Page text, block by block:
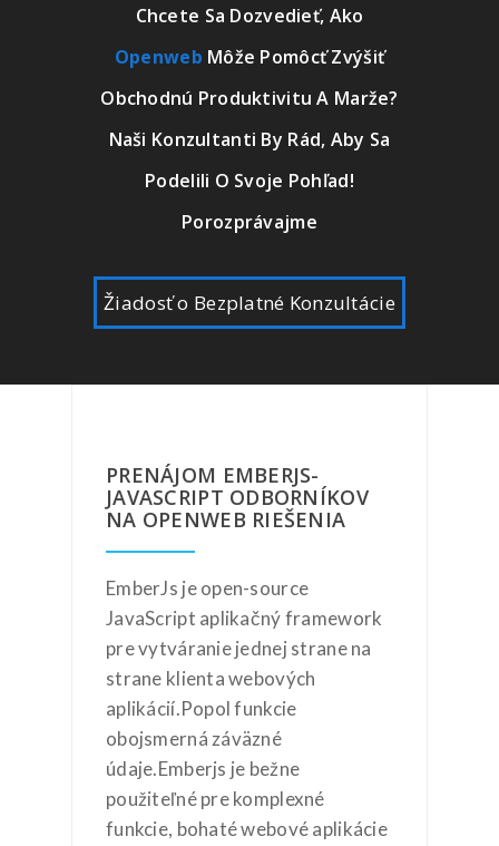
Chcete Sa Dozvedieť, Ako
Openweb Môže Pomôcť Zvýšiť
Obchodnú Produktivitu A Marže?
Naši Konzultanti By Rád, Aby Sa
Podelili O Svoje Pohľad!
Porozprávajme
Žiadosť o Bezplatné Konzultácie
PRENÁJOM EMBERJS-
JAVASCRIPT ODBORNÍKOV
NA OPENWEB RIEŠENIA
EmberJs je open-source
JavaScript aplikačný framework
pre vytváranie jednej strane na
strane klienta webových
aplikácií.Popol funkcie
obojsmerná záväzné
údaje.Emberjs je bežne
použiteľné pre komplexné
funkcie, bohaté webové aplikácie